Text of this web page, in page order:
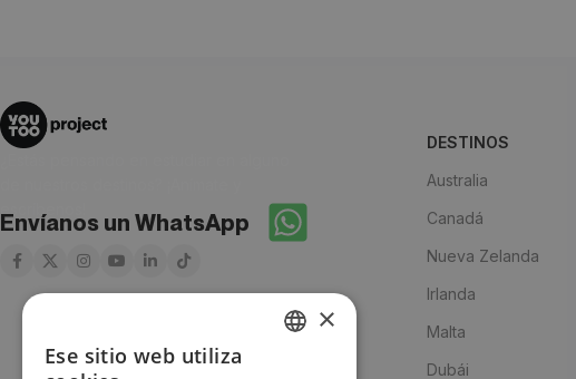
Envíanos un WhatsApp
DESTINOS
Australia
Canadá
Nueva Zelanda
Irlanda
Malta
Dubái
×
Ese sitio web utiliza